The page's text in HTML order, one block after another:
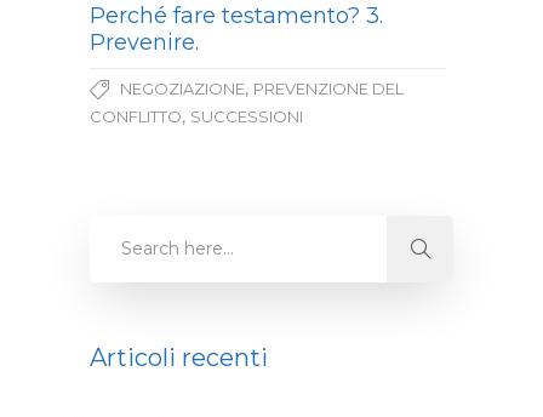
Perché fare testamento? 3.
Prevenire.
NEGOZIAZIONE, PREVENZIONE DEL
CONFLITTO, SUCCESSIONI
Articoli recenti